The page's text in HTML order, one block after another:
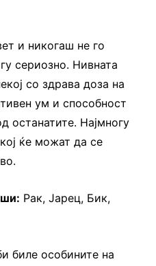
и никогаш не го
сериозно. Нивната
со здрава доза на
ум и способност
останатите. Најмногу
ќе можат да се
Рак, Јарец, Бик,
биле особините на